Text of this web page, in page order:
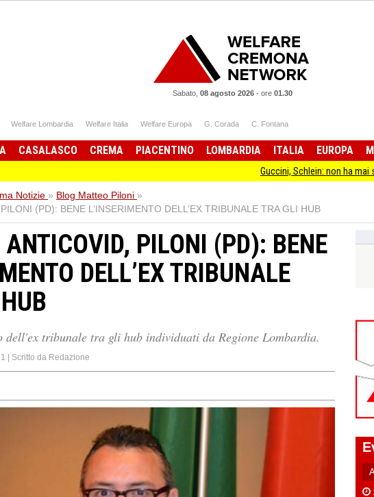
Sabato, 08 agosto 2026- ore 01.30
Welfare Lombardia Welfare Italia Welfare Europa G. Corada C. Fontana
CASALASCO CREMA PIACENTINO LOMBARDIA ITALIA EUROPA
Guccini, Schlein: non ha mai smesso di
Notizie » Blog Matteo Piloni »
(PD): BENE L’INSERIMENTO DELL’EX TRIBUNALE TRA GLI HUB
PILONI (PD): BENE
DELL’EX TRIBUNALE
dell'ex tribunale tra gli hub individuati da Regione Lombardia.
| Scritto da Redazione